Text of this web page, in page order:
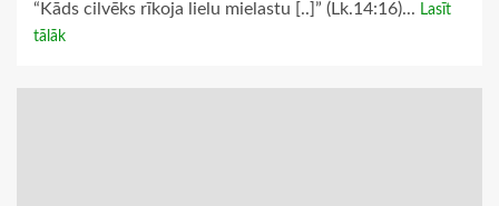
“Kāds cilvēks rīkoja lielu mielastu [..]” (Lk.14:16)... Lasīt
tālāk